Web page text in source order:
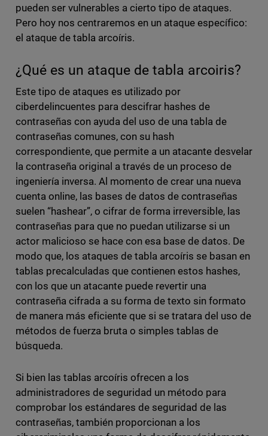
pueden ser vulnerables a cierto tipo de ataques.
Pero hoy nos centraremos en un ataque específico:
el ataque de tabla arcoíris.
¿Qué es un ataque de tabla arcoiris?
Este tipo de ataques es utilizado por
ciberdelincuentes para descifrar hashes de
contraseñas con ayuda del uso de una tabla de
contraseñas comunes, con su hash
correspondiente, que permite a un atacante desvelar
la contraseña original a través de un proceso de
ingeniería inversa. Al momento de crear una nueva
cuenta online, las bases de datos de contraseñas
suelen “hashear”, o cifrar de forma irreversible, las
contraseñas para que no puedan utilizarse si un
actor malicioso se hace con esa base de datos. De
modo que, los ataques de tabla arcoíris se basan en
tablas precalculadas que contienen estos hashes,
con los que un atacante puede revertir una
contraseña cifrada a su forma de texto sin formato
de manera más eficiente que si se tratara del uso de
métodos de fuerza bruta o simples tablas de
búsqueda.
Si bien las tablas arcoíris ofrecen a los
administradores de seguridad un método para
comprobar los estándares de seguridad de las
contraseñas, también proporcionan a los